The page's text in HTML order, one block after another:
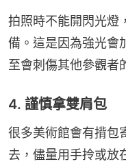
拍照時不能開閃光燈
備。這是因為強光會
至會刺傷其他參觀者
4. 謹慎拿雙肩包
很多美術館會有揹包
去，儘量用手拎或放